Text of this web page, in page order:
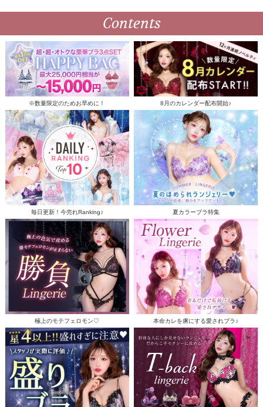
Contents
※数量限定のためお早めに！ 8月のカレンダー配布開始♪
毎日更新！今売れRanking♪ 夏カラーブラ特集
極上のモテフェロモン♡ 本命カレを虜にする愛されブラ♪